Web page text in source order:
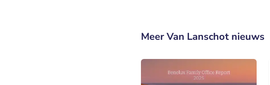
Meer Van Lanschot nieuws